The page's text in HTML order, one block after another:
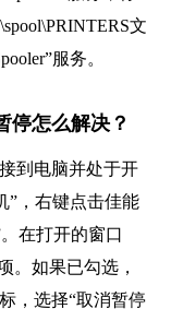
文
服务。
停怎么解决？
到电脑并处于开
”，右键点击佳能
在打开的窗口
。如果已勾选，
，选择“取消暂停